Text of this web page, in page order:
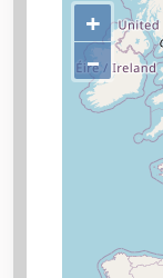
+
–